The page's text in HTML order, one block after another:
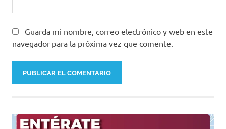
Guarda mi nombre, correo electrónico y web en este
navegador para la próxima vez que comente.